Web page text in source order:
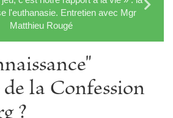
l'euthanasie. Entretien avec Mgr
Matthieu Rougé
la Confession
?